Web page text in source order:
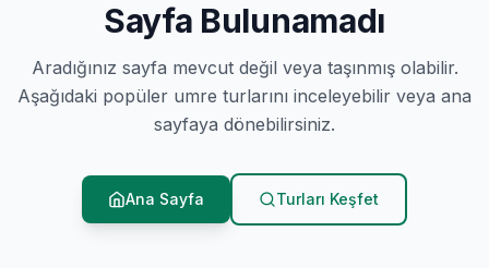
Sayfa Bulunamadı
Aradığınız sayfa mevcut değil veya taşınmış olabilir.
Aşağıdaki popüler umre turlarını inceleyebilir veya ana
sayfaya dönebilirsiniz.
Ana Sayfa Turları Keşfet